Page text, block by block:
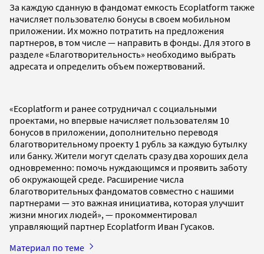
За каждую сданную в фандомат емкость Ecoplatform также
начисляет пользователю бонусы в своем мобильном
приложении. Их можно потратить на предложения
партнеров, в том числе — направить в фонды. Для этого в
разделе «Благотворительность» необходимо выбрать
адресата и определить объем пожертвований.
«Ecoplatform и ранее сотрудничал с социальными
проектами, но впервые начисляет пользователям 10
бонусов в приложении, дополнительно переводя
благотворительному проекту 1 рубль за каждую бутылку
или банку. Жители могут сделать сразу два хороших дела
одновременно: помочь нуждающимся и проявить заботу
об окружающей среде. Расширение числа
благотворительных фандоматов совместно с нашими
партнерами — это важная инициатива, которая улучшит
жизни многих людей», — прокомментировал
управляющий партнер Ecoplatform Иван Гусаков.
Материал по теме